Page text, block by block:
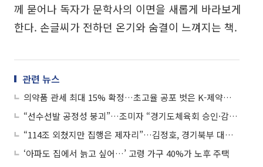
께 묻어나 독자가 문학사의 이면을 새롭게 바라보게
한다. 손글씨가 전하던 온기와 숨결이 느껴지는 책.
관련 뉴스
의약품 관세 최대 15% 확정…초고율 공포 벗은 K-제약‧바이오
“선수선발 공정성 붕괴”…조미자 “경기도체육회 승인·감독 책임 방치 수준”
“114조 외쳤지만 집행은 제자리”…김정호, 경기북부 대개조 ‘실행 부재’ 직격
‘아파도 집에서 늙고 싶어…’ 고령 가구 40%가 노후 주택